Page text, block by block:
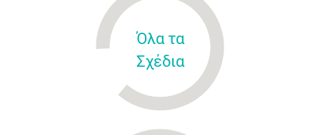
Όλα τα
Σχέδια